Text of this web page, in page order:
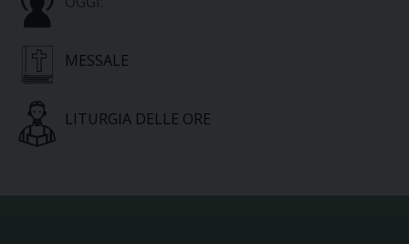
MESSALE
LITURGIA DELLE ORE